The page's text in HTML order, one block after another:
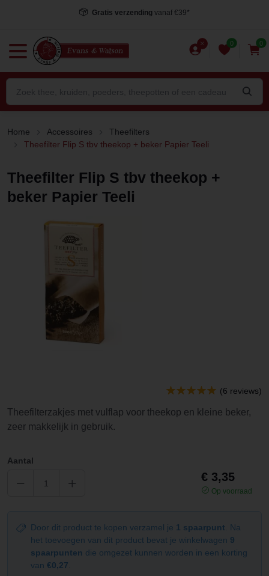
Gratis verzending vanaf €39*
0 0
Home Accessoires
Theefilters
Theefilter Flip S tbv theekop + beker Papier Teeli
Theefilter Flip S tbv theekop +
beker Papier Teeli
(6 reviews)
Theefilterzakjes met vulflap voor theekop en kleine beker,
zeer makkelijk in gebruik.
Aantal
€ 3,35
Op voorraad
Door dit product te kopen verzamel je 1 spaarpunt . Na
het toevoegen van dit product bevat je winkelwagen 9
spaarpunten die omgezet kunnen worden in een korting
van €0,27